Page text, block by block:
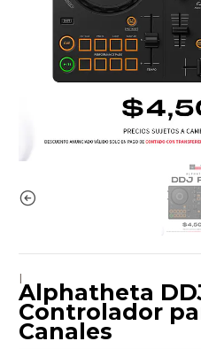
|
Alphatheta
Controlador
Canales